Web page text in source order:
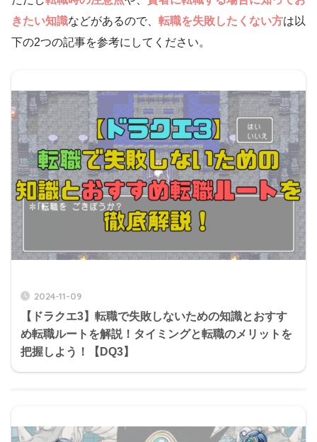
きたい知識などがあるので、 転職を失敗したくない方は以
下の2つの記事を参考にしてください。
2024-11-09
【ドラクエ3】転職で失敗しないための知識とおすす
め転職ルートを解説！タイミングと転職のメリットを
把握しよう！【DQ3】